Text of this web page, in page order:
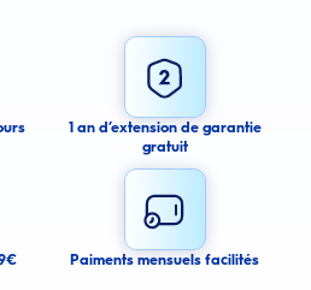
alerts about this product.
agree to receive email
We may use your email address
product availability. We process your
Policy. You may withdraw your
preferences at any time.
Cancel
1 an d’extension de garantie
gratuit
Paiments mensuels facilités